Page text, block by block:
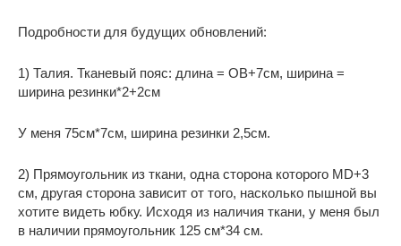
Подробности для будущих обновлений:
1) Талия. Тканевый пояс: длина = OB+7см, ширина =
ширина резинки*2+2см
У меня 75см*7см, ширина резинки 2,5см.
2) Прямоугольник из ткани, одна сторона которого MD+3
см, другая сторона зависит от того, насколько пышной вы
хотите видеть юбку. Исходя из наличия ткани, у меня был
в наличии прямоугольник 125 см*34 см.